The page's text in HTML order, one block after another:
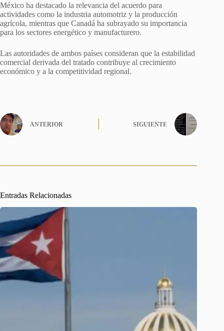
México ha destacado la relevancia del acuerdo para
actividades como la industria automotriz y la producción
agrícola, mientras que Canadá ha subrayado su importancia
para los sectores energético y manufacturero.
Las autoridades de ambos países consideran que la estabilidad
comercial derivada del tratado contribuye al crecimiento
económico y a la competitividad regional.
ANTERIOR SIGUIENTE
Entradas Relacionadas